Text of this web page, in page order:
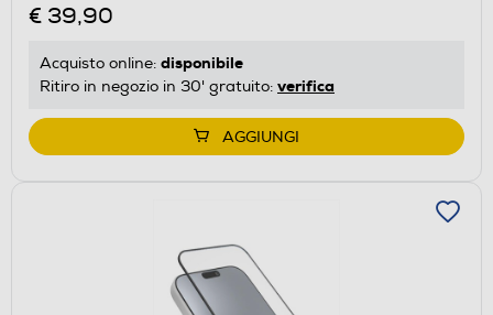
€ 39,90
Acquisto online: disponibile
Ritiro in negozio in 30' gratuito: verifica
AGGIUNGI